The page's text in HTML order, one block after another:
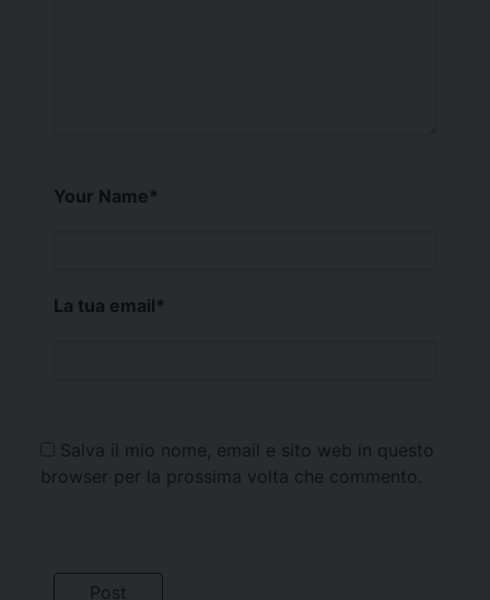
Your Name*
La tua email*
Salva il mio nome, email e sito web in questo
browser per la prossima volta che commento.